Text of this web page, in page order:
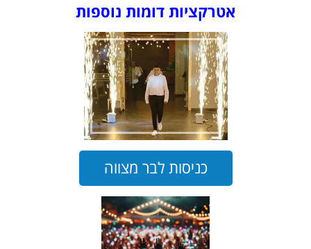
אטרקציות דומות נוספות
כניסות לבר מצווה